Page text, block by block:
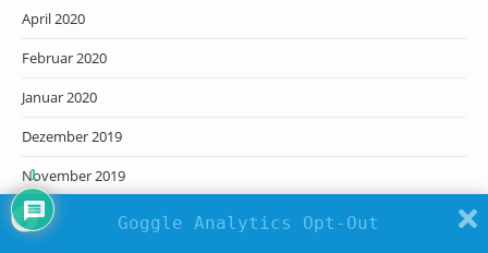
April 2020
Februar 2020
Januar 2020
Dezember 2019
November 2019
Oktober 2019
Goggle Analytics Opt-Out
1